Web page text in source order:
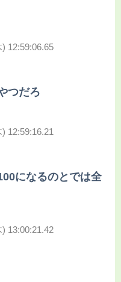
12:59:06.65
つだろ
12:59:16.21
になるのとでは全
13:00:21.42